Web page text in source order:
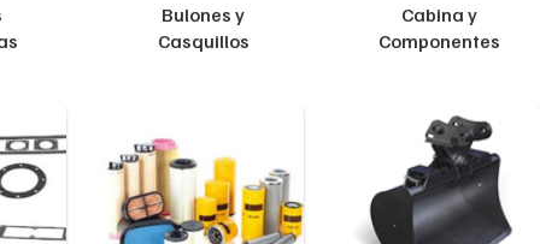
Bulones y
Casquillos
Cabina y
Componentes